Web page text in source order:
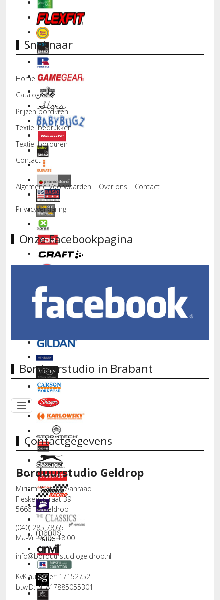
Snel naar
Home
Catalogus
Prijzen borduren
Textiel bedrukken
Textiel borduren
Contact
Algemene Voorwaarden | Over ons | Contact
Privacyverklaring
Onze Facebookpagina
Borduurstudio in Brabant
Contactgegevens
Borduurstudio Geldrop
Miriam & Frank Aanraad
Fleskensstraat 39
5666 TA Geldrop
(040) 285 78 65
Ma-Vr: 9.00 - 18.00
info@borduurstudiogeldrop.nl
KvK nummer: 17152752
btwID: NL817885055B01